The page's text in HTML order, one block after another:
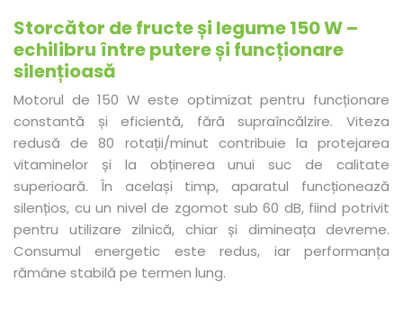
Storcător de fructe și legume 150 W –
echilibru între putere și funcționare
silențioasă
Motorul de 150 W este optimizat pentru funcționare
constantă și eficientă, fără supraîncălzire. Viteza
redusă de 80 rotații/minut contribuie la protejarea
vitaminelor și la obținerea unui suc de calitate
superioară. În același timp, aparatul funcționează
silențios, cu un nivel de zgomot sub 60 dB, fiind potrivit
pentru utilizare zilnică, chiar și dimineața devreme.
Consumul energetic este redus, iar performanța
rămâne stabilă pe termen lung.